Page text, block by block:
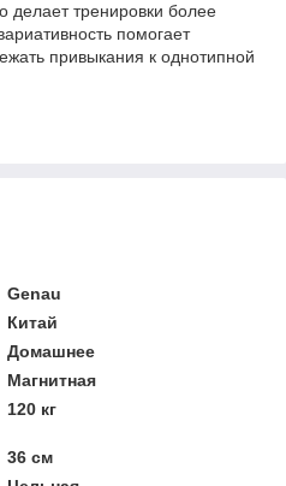
тренировки более
помогает
привыкания к однотипной
Genau
Китай
Домашнее
Магнитная
120 кг
36 см